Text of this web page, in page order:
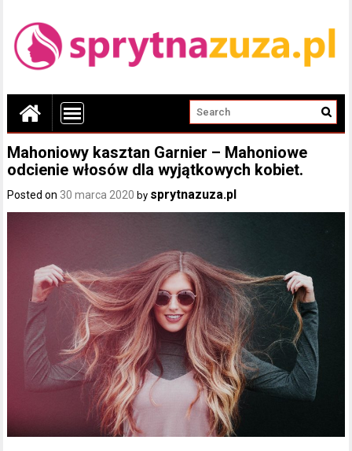
Mahoniowy kasztan Garnier – Mahoniowe
odcienie włosów dla wyjątkowych kobiet.
Posted on 30 marca 2020 by sprytnazuza.pl